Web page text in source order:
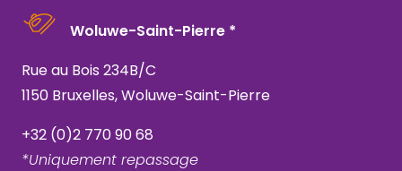
Woluwe-Saint-Pierre *
Rue au Bois 234B/C
1150 Bruxelles, Woluwe-Saint-Pierre
+32 (0)2 770 90 68
*Uniquement repassage